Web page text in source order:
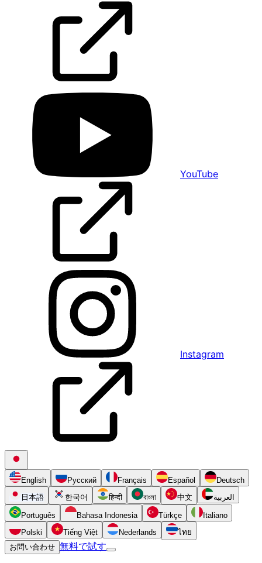
YouTube
Instagram
English Русский Français Español
Deutsch
日本語
한국어 हिन्दी বাংলা 中文 العربية
Português Bahasa Indonesia Türkçe
Italiano
Polski
Tiếng Việt Nederlands
ไทย
お問い合わせ 無料で試す